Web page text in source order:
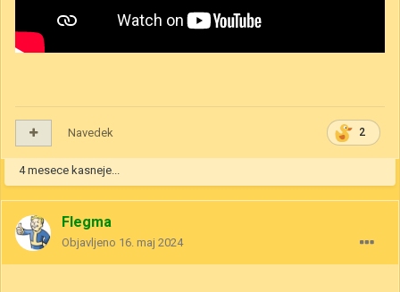
2
Navedek
4 mesece kasneje...
Flegma
Objavljeno 16. maj 2024